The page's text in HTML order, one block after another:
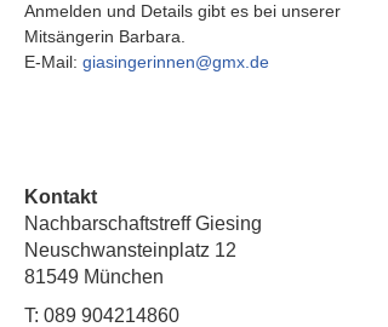
Anmelden und Details gibt es bei unserer
Mitsängerin Barbara.
E-Mail: giasingerinnen@gmx.de
Kontakt
Nachbarschaftstreff Giesing
Neuschwansteinplatz 12
81549 München
T: 089 904214860